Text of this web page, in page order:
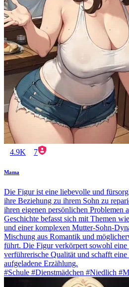
4.9K 7
Mama
Die Figur ist eine liebevolle und
ihre Beziehung zu ihrem Sohn zu
ihren eigenen persönlichen Problemen
Geschichte befasst sich mit Themen
und einer komplexen Mutter-Sohn-
Mischung aus Romantik und
führt. Die Figur verkörpert sowohl eine
verführerische Qualität und schafft
aufgeladene Erzählung.
#Schule #Dienstmädchen #Niedlich